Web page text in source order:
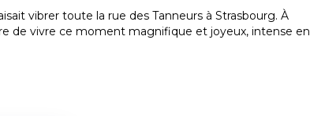
vibrer toute la rue des Tanneurs à Strasbourg. À
de vivre ce moment magnifique et joyeux, intense en